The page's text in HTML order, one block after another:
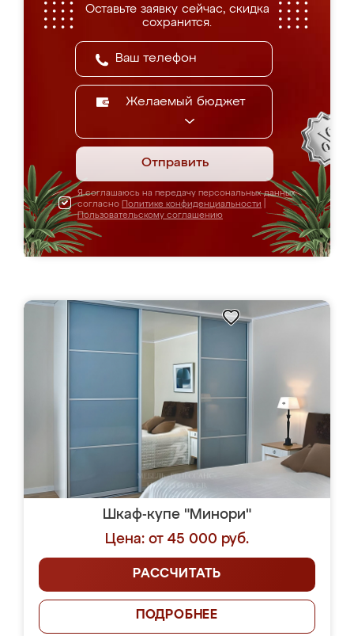
Оставьте заявку сейчас, скидка
сохранится.
Желаемый бюджет
Отправить
Я соглашаюсь на передачу персональных данных
согласно Политике конфиденциальности
Пользовательскому соглашению
Шкаф-купе "Минори"
Цена: от 45 000 руб.
РАССЧИТАТЬ
ПОДРОБНЕЕ